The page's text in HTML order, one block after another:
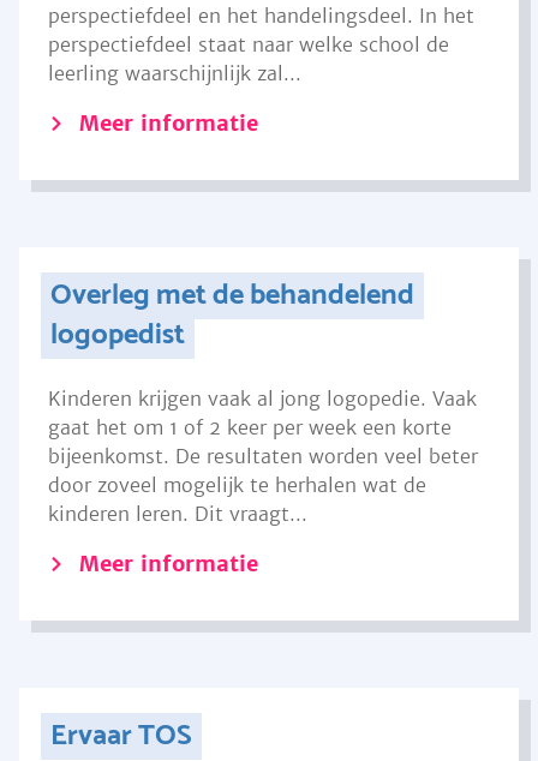
perspectiefdeel en het handelingsdeel. In het
perspectiefdeel staat naar welke school de
leerling waarschijnlijk zal...
Meer informatie
Overleg met de behandelend
logopedist
Kinderen krijgen vaak al jong logopedie. Vaak
gaat het om 1 of 2 keer per week een korte
bijeenkomst. De resultaten worden veel beter
door zoveel mogelijk te herhalen wat de
kinderen leren. Dit vraagt...
Meer informatie
Ervaar TOS